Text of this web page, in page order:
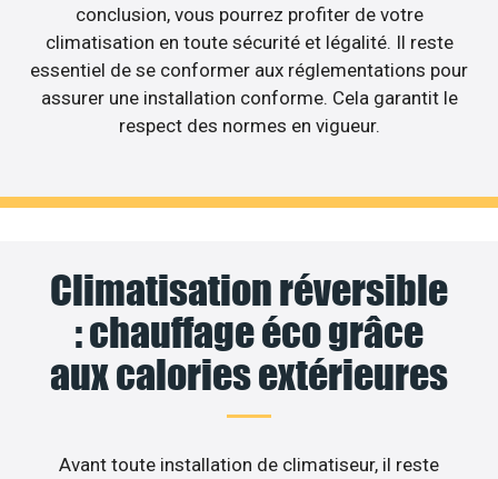
conclusion, vous pourrez profiter de votre
climatisation en toute sécurité et légalité. Il reste
essentiel de se conformer aux réglementations pour
assurer une installation conforme. Cela garantit le
respect des normes en vigueur.
Climatisation réversible
: chauffage éco grâce
aux calories extérieures
Avant toute installation de climatiseur, il reste